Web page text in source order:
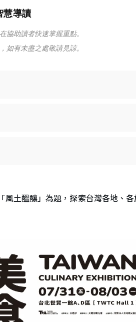
慧導讀
協助讀者快速掌握重點。
如有未盡之處敬請見諒。
土醞釀」為題，探索台灣各地、